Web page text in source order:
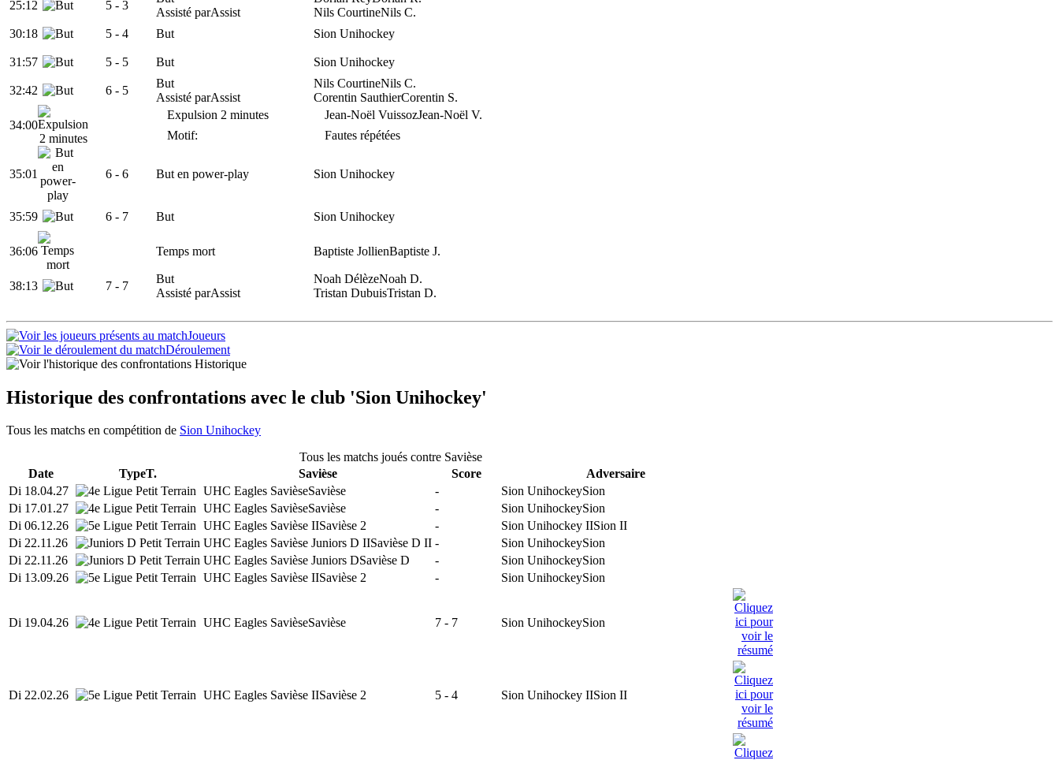
25:12 5- 3
Assisté parAssist Nils CourtineNils C.
30:18
5 - 4 But Sion Unihockey
31:57 5 - 5 But Sion Unihockey
32:42 6- 5
But Nils CourtineNils C.
Assisté parAssist Corentin SauthierCorentin S.
34:00
Expulsion 2 minutes Jean-Noël VuissozJean-Noël V.
Motif:
Fautes répétées
35:01 6 - 6 But en power-play Sion Unihockey
35:59 6 - 7 But Sion Unihockey
36:06 Temps mort Baptiste JollienBaptiste J.
38:13 7- 7
But Noah DélèzeNoah D.
Assisté parAssist Tristan DubuisTristan D.
Joueurs
Déroulement
Historique
Historique des confrontations avec le club 'Sion Unihockey'
Tous les matchs en compétition de Sion Unihockey
Tous les matchs joués contre Savièse
Date
TypeT. Savièse Score
Adversaire
Di 18.04.27
UHC Eagles SavièseSavièse - Sion UnihockeySion
Di 17.01.27
UHC Eagles SavièseSavièse - Sion UnihockeySion
Di 06.12.26
UHC Eagles Savièse IISavièse 2 - Sion Unihockey IISion II
Di 22.11.26
UHC Eagles Savièse Juniors D IISavièse D II - Sion UnihockeySion
Di 22.11.26
UHC Eagles Savièse Juniors DSavièse D - Sion UnihockeySion
Di 13.09.26
UHC Eagles Savièse IISavièse 2 - Sion UnihockeySion
Di 19.04.26 UHC Eagles SavièseSavièse 7 - 7 Sion UnihockeySion
Di 22.02.26 UHC Eagles Savièse IISavièse 2 5 - 4 Sion Unihockey IISion II